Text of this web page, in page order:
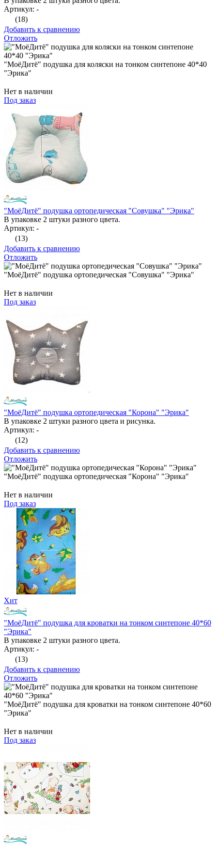
Артикул: -
(18)
Добавить к сравнению
Отложить
"МоёДитё" подушка для коляски на тонком синтепоне 40*40
"Эрика"
Нет в наличии
Под заказ
"МоёДитё" подушка ортопедическая "Совушка" "Эрика"
В упаковке 2 штуки разного цвета.
Артикул: -
(13)
Добавить к сравнению
Отложить
"МоёДитё" подушка ортопедическая "Совушка" "Эрика"
Нет в наличии
Под заказ
"МоёДитё" подушка ортопедическая "Корона" "Эрика"
В упаковке 2 штуки разного цвета и рисунка.
Артикул: -
(12)
Добавить к сравнению
Отложить
"МоёДитё" подушка ортопедическая "Корона" "Эрика"
Нет в наличии
Под заказ
Хит
"МоёДитё" подушка для кроватки на тонком синтепоне 40*60
"Эрика"
В упаковке 2 штуки разного цвета.
Артикул: -
(13)
Добавить к сравнению
Отложить
"МоёДитё" подушка для кроватки на тонком синтепоне 40*60
"Эрика"
Нет в наличии
Под заказ